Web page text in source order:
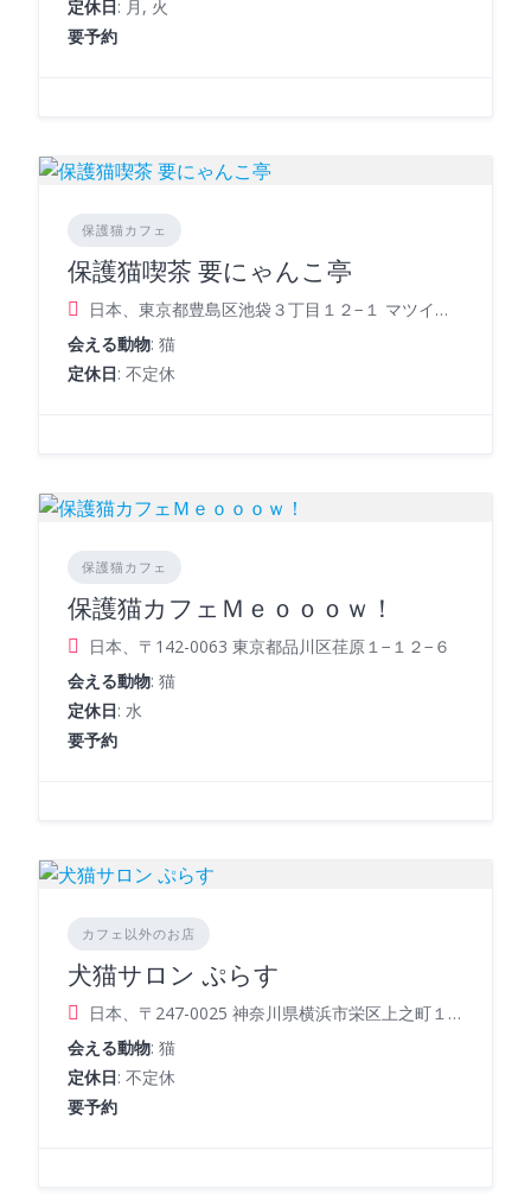
定休日 : 月, 火
要予約
保護猫カフェ
保護猫喫茶 要にゃんこ亭
日本、東京都豊島区池袋３丁目１２−１ マツイビル２階
会える動物: 猫
定休日: 不定休
保護猫カフェ
保護猫カフェＭｅｏｏｏｗ！
日本、〒142-0063 東京都品川区荏原１−１２−６
会える動物: 猫
定休日: 水
要予約
カフェ以外のお店
​犬猫サロン ぷらす
日本、〒247-0025 神奈川県横浜市栄区上之町１−６
会える動物: 猫
定休日: 不定休
要予約